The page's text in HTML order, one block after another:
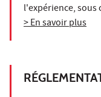
l'expérience,
> En savoir plus